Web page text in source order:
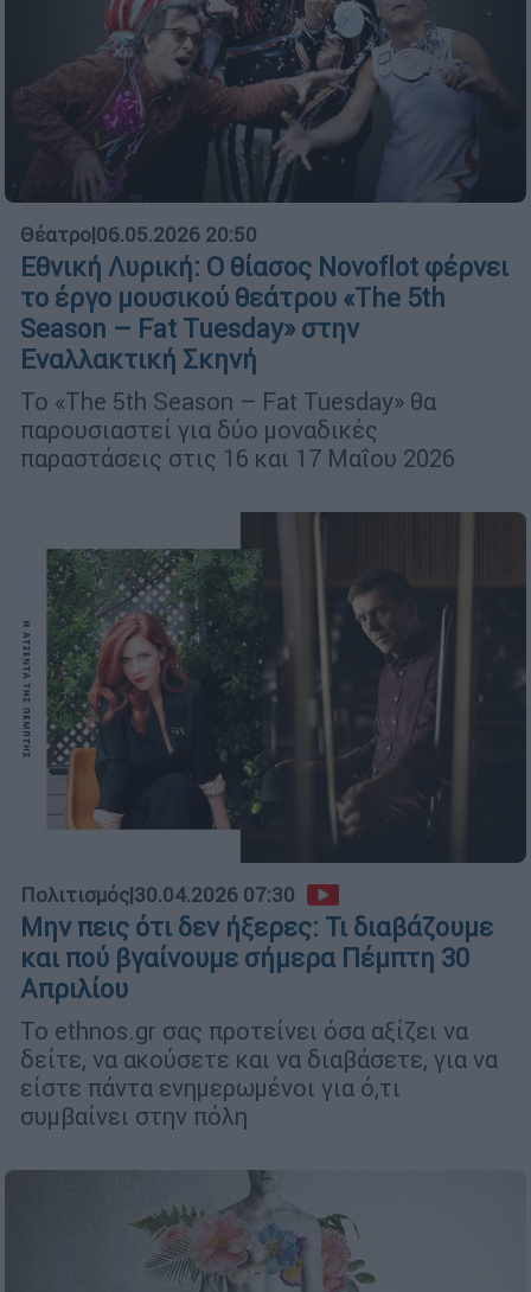
Θέατρο|06.05.2026 20:50
Εθνική Λυρική: Ο θίασος Novoflot φέρνει
το έργο μουσικού θεάτρου «The 5th
Season – Fat Tuesday» στην
Εναλλακτική Σκηνή
Το «The 5th Season – Fat Tuesday» θα
παρουσιαστεί για δύο μοναδικές
παραστάσεις στις 16 και 17 Μαΐου 2026
Πολιτισμός|30.04.2026 07:30
Μην πεις ότι δεν ήξερες: Τι διαβάζουμε
και πού βγαίνουμε σήμερα Πέμπτη 30
Απριλίου
Το ethnos.gr σας προτείνει όσα αξίζει να
δείτε, να ακούσετε και να διαβάσετε, για να
είστε πάντα ενημερωμένοι για ό,τι
συμβαίνει στην πόλη